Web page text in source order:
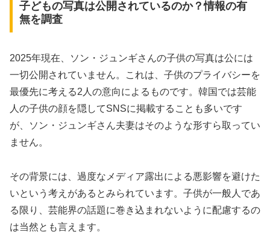
子どもの写真は公開されているのか？情報の有
無を調査
2025年現在、ソン・ジュンギさんの子供の写真は公には
一切公開されていません。これは、子供のプライバシーを
最優先に考える2人の意向によるものです。韓国では芸能
人の子供の顔を隠してSNSに掲載することも多いです
が、ソン・ジュンギさん夫妻はそのような形すら取ってい
ません。
その背景には、過度なメディア露出による悪影響を避けた
いという考えがあるとみられています。子供が一般人であ
る限り、芸能界の話題に巻き込まれないように配慮するの
は当然とも言えます。